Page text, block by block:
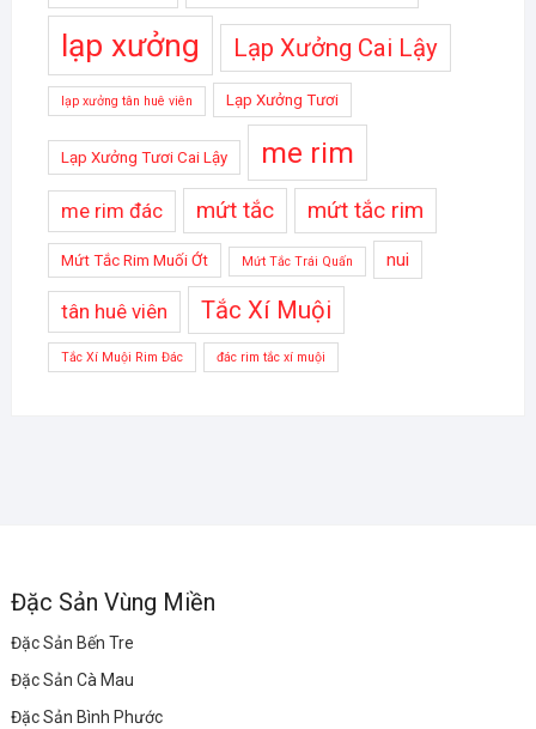
lạp xưởng Lạp Xưởng Cai Lậy
lạp xưởng tân huê viên Lạp Xưởng Tươi
Lạp Xưởng Tươi Cai Lậy me rim
me rim đác mứt tắc mứt tắc rim
Mứt Tắc Rim Muối Ớt Mứt Tắc Trái Quấn nui
tân huê viên Tắc Xí Muội
Tắc Xí Muội Rim Đác đác rim tắc xí muội
Đặc Sản Vùng Miền
Đặc Sản Bến Tre
Đặc Sản Cà Mau
Đặc Sản Bình Phước